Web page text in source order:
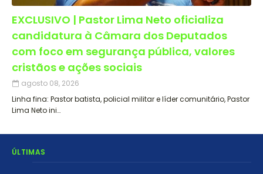
EXCLUSIVO | Pastor Lima Neto oficializa
candidatura à Câmara dos Deputados
com foco em segurança pública, valores
cristãos e ações sociais
agosto 08, 2026
Linha fina: Pastor batista, policial militar e líder comunitário, Pastor
Lima Neto ini…
ÚLTIMAS